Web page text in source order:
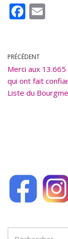
F
b
o
o
PRÉCÉDENT
Merci aux
qui ont fait
Liste du